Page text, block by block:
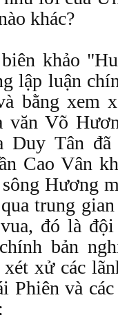
khác?
khảo
lập luận
bằng xem
văn Võ
Duy Tân đã
Cao Vân
Hương
trung
đó là
bản
xử các
Phiên và